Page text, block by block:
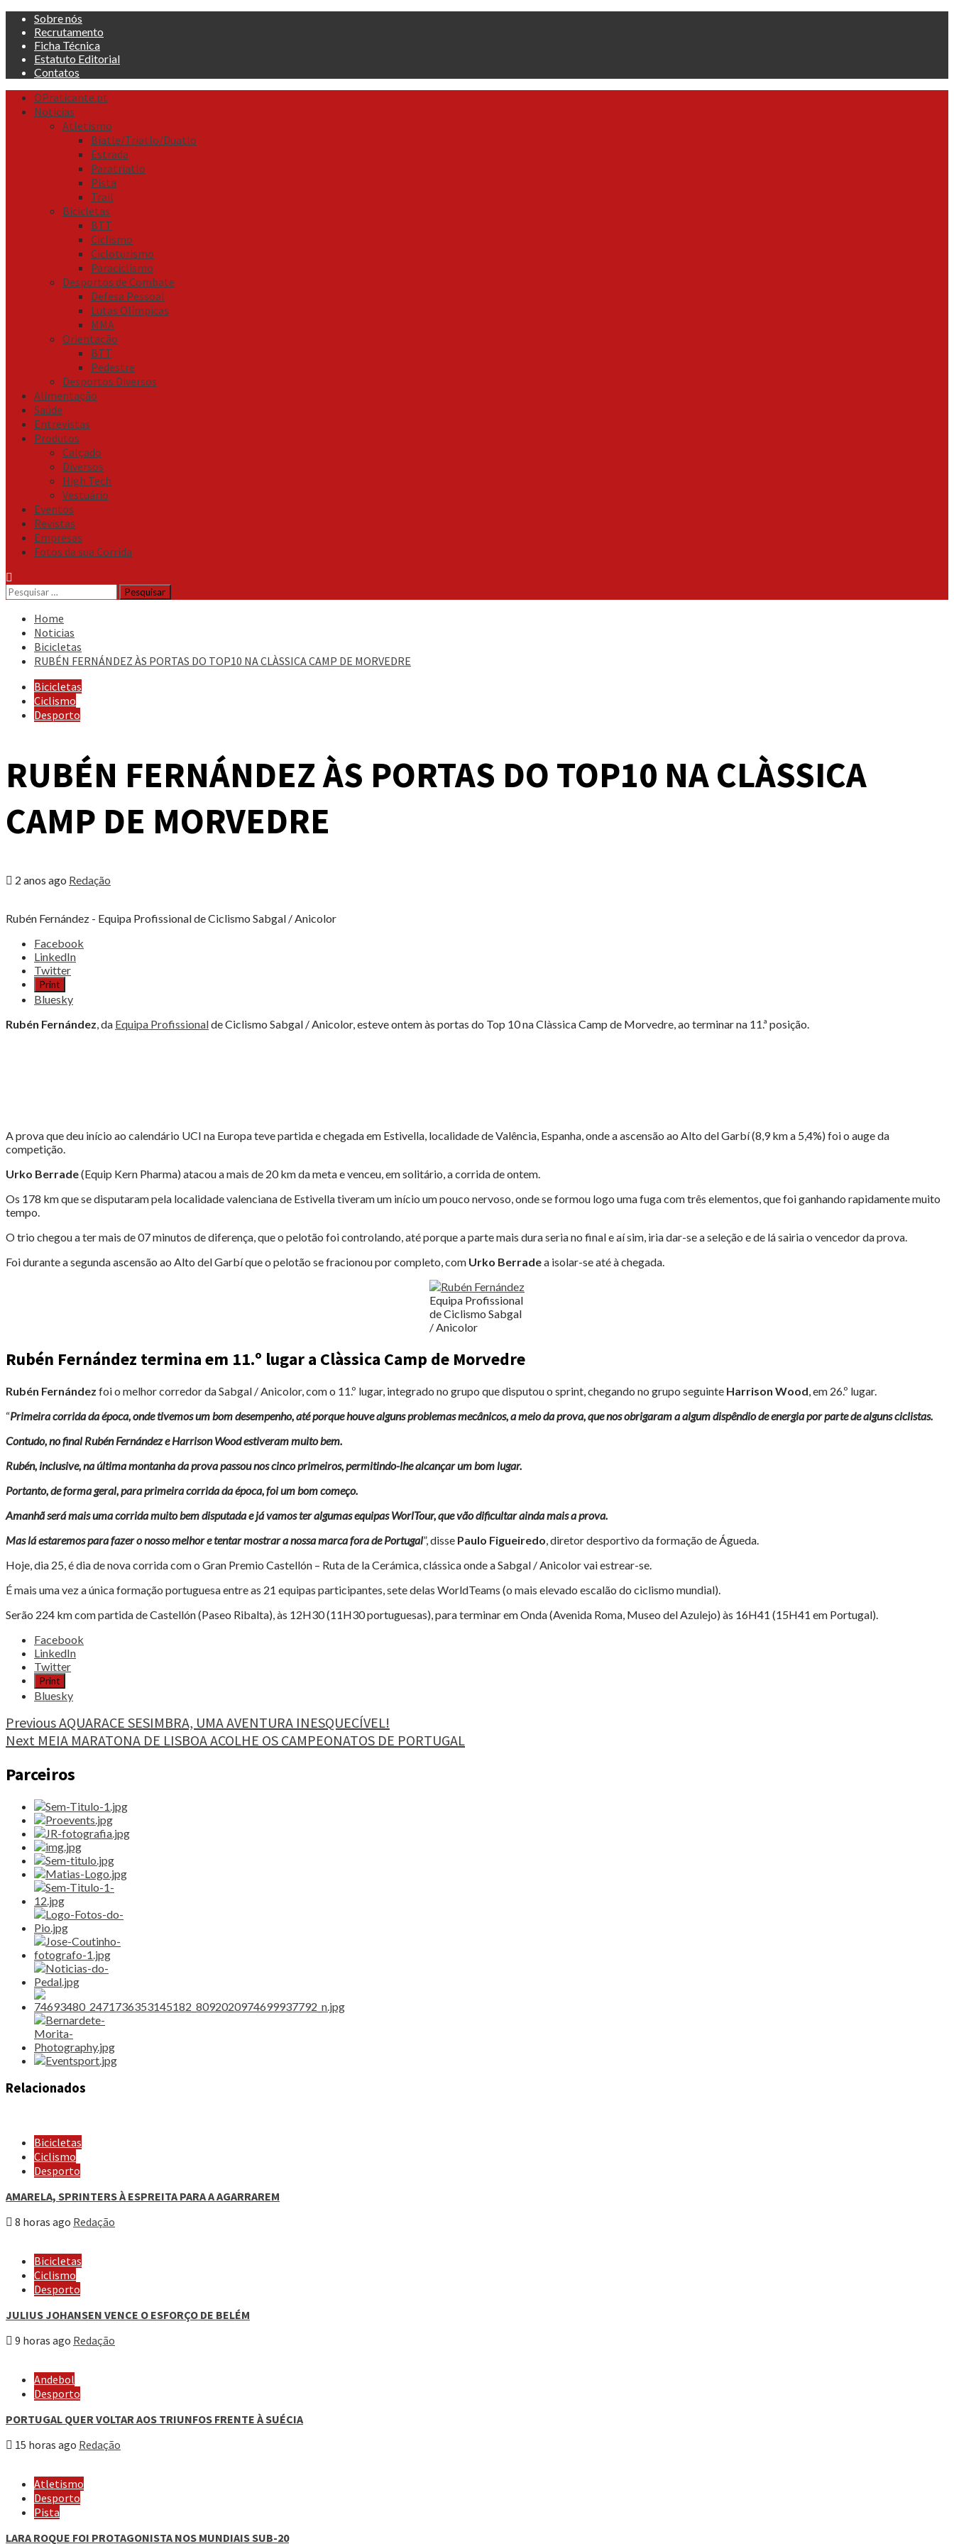
Skip
content
Sobre nós
Recrutamento
Ficha Técnica
Estatuto Editorial
Contatos
Primary
Menu
OPraticante.pt
Noticias
Atletismo
Biatle/Triatlo/Duatlo
Estrada
Paratriatlo
Pista
Trail
Bicicletas
BTT
Ciclismo
Cicloturismo
Paraciclismo
Desportos de Combate
Defesa Pessoal
Lutas Olímpicas
MMA
Orientação
BTT
Pedestre
Desportos Diversos
Alimentação
Saúde
Entrevistas
Produtos
Calçado
Diversos
High Tech
Vestuário
Eventos
Revistas
Empresas
Fotos da sua Corrida
Pesquisar
por:
Home
Noticias
Bicicletas
RUBÉN FERNÁNDEZ ÀS PORTAS DO TOP10 NA CLÀSSICA CAMP DE MORVEDRE
Bicicletas
Ciclismo
Desporto
RUBÉN FERNÁNDEZ ÀS PORTAS DO TOP10 NA CLÀSSICA
CAMP DE MORVEDRE
2 anos ago Redação
Rubén Fernández - Equipa Profissional de Ciclismo Sabgal / Anicolor
Share
post
"RUBÉN
FERNÁNDEZ
PORTAS
Facebook
LinkedIn
Twitter
Print
Bluesky
Rubén Fernández, da Equipa Profissionalde Ciclismo Sabgal / Anicolor, esteve ontem às portas do Top 10 na Clàssica Camp de Morvedre, ao terminar na 11.ª posição.
A prova que deu início ao calendário UCI na Europa teve partida e chegada em Estivella, localidade de Valência, Espanha, onde a ascensão ao Alto del Garbí (8,9 km a 5,4%) foi o auge da
competição.
Urko Berrade(Equip Kern Pharma) atacou a mais de 20 km da meta e venceu, em solitário, a corrida de ontem.
Os 178 km que se disputaram pela localidade valenciana de Estivella tiveram um início um pouco nervoso, onde se formou logo uma fuga com três elementos, que foi ganhando rapidamente muito
tempo.
O trio chegou a ter mais de 07 minutos de diferença, que o pelotão foi controlando, até porque a parte mais dura seria no final e aí sim, iria dar-se a seleção e de lá sairia o vencedor da prova.
Foi durante a segunda ascensão ao Alto del Garbí que o pelotão se fracionou por completo, com Urko Berradea isolar-se até à chegada.
Equipa Profissional
de Ciclismo Sabgal
/ Anicolor
Rubén Fernández termina em 11.º lugar a Clàssica Camp de Morvedre
Rubén Fernández foi o melhor corredor da Sabgal / Anicolor, com o 11.º lugar, integrado no grupo que disputou o sprint, chegando no grupo seguinte Harrison Wood, em 26.º lugar.
“Primeira corrida da época, onde tivemos um bom desempenho, até porque houve alguns problemas mecânicos, a meio da prova, que nos obrigaram a algum dispêndio de energia por parte de alguns ciclistas.
Contudo, no final Rubén Fernández e Harrison Wood estiveram muito bem.
Rubén, inclusive, na última montanha da prova passou nos cinco primeiros, permitindo-lhe alcançar um bom lugar.
Portanto, de forma geral, para primeira corrida da época, foi um bom começo.
Amanhã será mais uma corrida muito bem disputada e já vamos ter algumas equipas WorlTour, que vão dificultar ainda mais a prova.
Mas lá estaremos para fazer o nosso melhor e tentar mostrar a nossa marca fora de Portugal”, disse Paulo Figueiredo, diretor desportivo da formação de Águeda.
Hoje, dia 25, é dia de nova corrida com o Gran Premio Castellón – Ruta de la Cerámica, clássica onde a Sabgal / Anicolor vai estrear-se.
É mais uma vez a única formação portuguesa entre as 21 equipas participantes, sete delas WorldTeams (o mais elevado escalão do ciclismo mundial).
Serão 224 km com partida de Castellón (Paseo Ribalta), às 12H30 (11H30 portuguesas), para terminar em Onda (Avenida Roma, Museo del Azulejo) às 16H41 (15H41 em Portugal).
Share
post
"RUBÉN
FERNÁNDEZ
PORTAS
DO
TOP10
CLÀSSICA
MORVEDRE"
Facebook
LinkedIn
Twitter
Print
Bluesky
Continue
Reading
PreviousAQUARACE SESIMBRA, UMA AVENTURA INESQUECÍVEL!
Next MEIA MARATONA DE LISBOA ACOLHE OS CAMPEONATOS DE PORTUGAL
Parceiros
Relacionados
Bicicletas
Ciclismo
Desporto
AMARELA, SPRINTERS À ESPREITA PARA A AGARRAREM
8 horas ago Redação
Bicicletas
Ciclismo
Desporto
JULIUS JOHANSEN VENCE O ESFORÇO DE BELÉM
9 horas ago Redação
Andebol
Desporto
PORTUGAL QUER VOLTAR AOS TRIUNFOS FRENTE À SUÉCIA
15 horas ago Redação
Atletismo
Desporto
Pista
LARA ROQUE FOI PROTAGONISTA NOS MUNDIAIS SUB-20